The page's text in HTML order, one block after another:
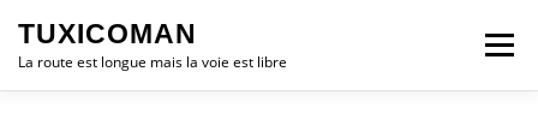
contenu
TUXICOMAN
La route est longue mais la voie est libre
Menu